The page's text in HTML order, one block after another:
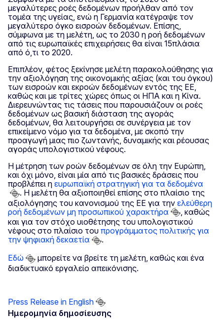
μεγαλύτερες ροές δεδομένων προήλθαν από τον
τομέα της υγείας, ενώ η Γερμανία κατέγραψε τον
μεγαλύτερο όγκο εισροών δεδομένων. Επίσης,
σύμφωνα με τη μελέτη, ως το 2030 η ροή δεδομένων
από τις ευρωπαϊκές επιχειρήσεις θα είναι 15πλάσια
από ό,τι το 2020.
Επιπλέον, φέτος ξεκίνησε μελέτη παρακολούθησης για
την αξιολόγηση της οικονομικής αξίας (και του όγκου)
των εισροών και εκροών δεδομένων εντός της ΕΕ,
καθώς και με τρίτες χώρες όπως οι ΗΠΑ και η Κίνα.
Διερευνώντας τις τάσεις που παρουσιάζουν οι ροές
δεδομένων ως βασική διάσταση της αγοράς
δεδομένων, θα λειτουργήσει σε συνέργεια με τον
επικείμενο νόμο για τα δεδομένα, με σκοπό την
προαγωγή μιας πιο ζωντανής, δυναμικής και ρέουσας
αγοράς υπολογιστικού νέφους.
Η μέτρηση των ροών δεδομένων σε όλη την Ευρώπη,
και όχι μόνο, είναι μία από τις βασικές δράσεις που
προβλέπει η ευρωπαϊκή στρατηγική για τα δεδομένα
. Η μελέτη θα αξιοποιηθεί επίσης στο πλαίσιο της
αξιολόγησης του κανονισμού της ΕΕ για την ελεύθερη
ροή δεδομένων μη προσωπικού χαρακτήρα
, καθώς
και για τον στόχο υιοθέτησης του υπολογιστικού
νέφους στο πλαίσιο του προγράμματος πολιτικής για
την ψηφιακή δεκαετία
.
Εδώ
μπορείτε να βρείτε τη μελέτη, καθώς και ένα
διαδικτυακό εργαλείο απεικόνισης.
Press Release in English
Ημερομηνία δημοσίευσης